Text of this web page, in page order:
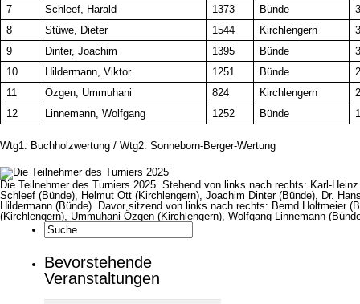
7
Schleef, Harald 1373 Bünde
8
Stüwe, Dieter 1544 Kirchlengern
3
9
Dinter, Joachim 1395 Bünde
3
10
Hildermann, Viktor 1251 Bünde
2
11
Özgen, Ummuhani 824 Kirchlengern
2
12
Linnemann, Wolfgang 1252 Bünde 1
Wtg1: Buchholzwertung / Wtg2: Sonneborn-Berger-Wertung
Die Teilnehmer des Turniers 2025. Stehend von links nach rechts: Karl-
Schleef (Bünde), Helmut Ott (Kirchlengern), Joachim Dinter (Bünde), Dr.
Hildermann (Bünde). Davor sitzend von links nach rechts: Bernd Holtmeier
(Kirchlengern), Ummuhani Özgen (Kirchlengern), Wolfgang Linnemann
Bevorstehende
Veranstaltungen